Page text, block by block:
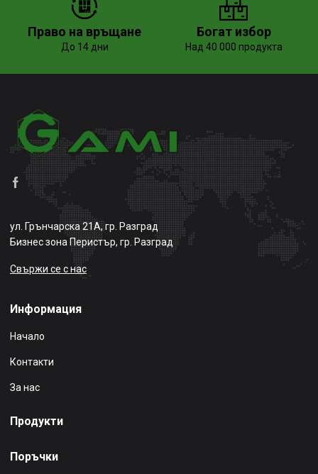
Право на връщане
До 14 дни
Богат избор
Над 40 000 продукта
ул. Грънчарска 21А, гр. Разград
Бизнес зона Перистър, гр. Разград
Свържи се с нас
Информация
Начало
Контакти
За нас
Продукти
Поръчки